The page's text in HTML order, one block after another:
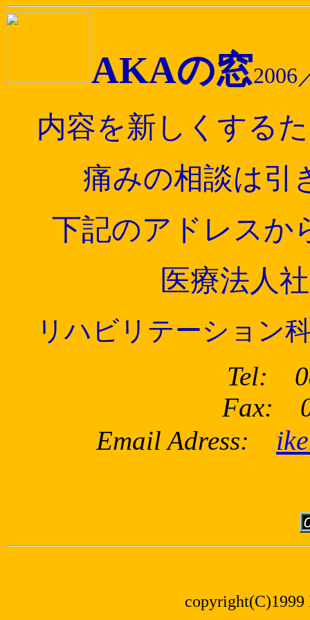
AKAの窓2006
内容を新しくする
痛みの相談は引
下記のアドレスか
医療法人
リハビリテーション
Tel:
Fax:
Email Adress: